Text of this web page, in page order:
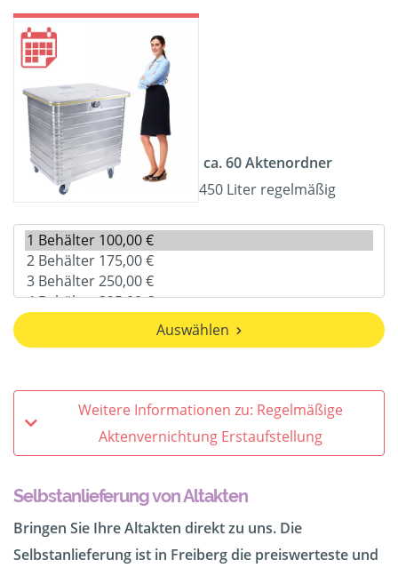
ca. 60 Aktenordner
450 Liter regelmäßig
Auswählen
Weitere Informationen zu: Regelmäßige
Aktenvernichtung Erstaufstellung
Selbstanlieferung von Altakten
Bringen Sie Ihre Altakten direkt zu uns. Die
Selbstanlieferung ist in Freiberg die preiswerteste und